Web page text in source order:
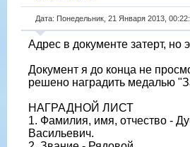
Дата: Понедельник, 21 Января 2013,
Адрес в документе затерт, но
Документ я до конца не
решено наградить медалью
НАГРАДНОЙ ЛИСТ
1. Фамилия, имя, отчество -
Васильевич.